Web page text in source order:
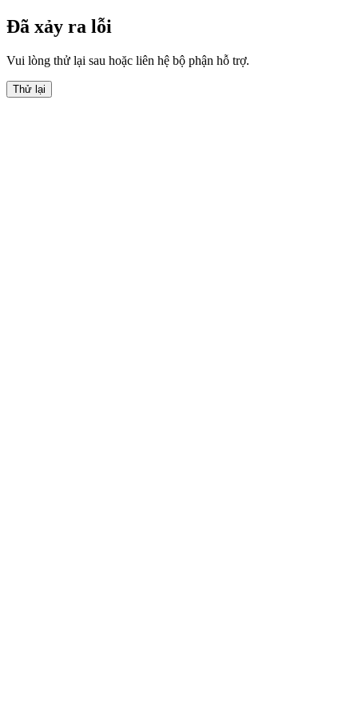
Đã xảy ra lỗi
Vui lòng thử lại sau hoặc liên hệ bộ phận hỗ trợ.
Thử lại